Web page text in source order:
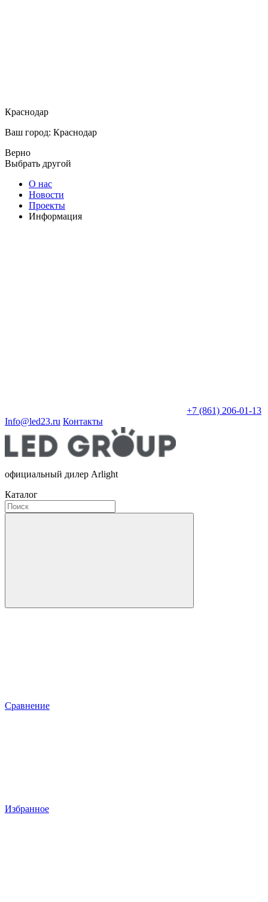
Краснодар
Ваш город: Краснодар
Верно
Выбрать другой
О нас
Новости
Проекты
Информация
+7 (861) 206-01-13
Info@led23.ru Контакты
официальный дилер Arlight
Каталог
Сравнение
Избранное